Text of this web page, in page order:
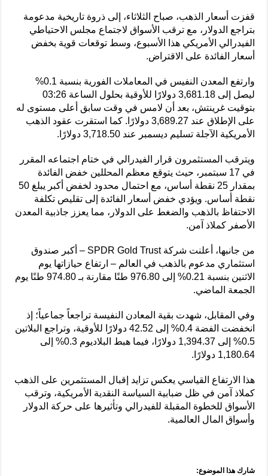
قفزت أسعار الذهب، صباح الثلاثاء، إلى ذروة تاريخية مدعومة
بتراجع الدولار، مع ترقب الأسواق لاجتماع مجلس الاحتياطي
الفيدرالي الأمريكي هذا الأسبوع، وسط توقعات قوية بخفض
أسعار الفائدة على الاقتراض.
وارتفع المعدن النفيس في المعاملات الفورية بنسبة 0.1%
ليصل إلى 3,681.18 دولارًا للأوقية بحلول الساعة 03:26
بتوقيت غرينتش، بعد أن لامس في وقت سابق أعلى مستوى له
على الإطلاق عند 3,689.27 دولارًا. كما استقرت عقود الذهب
الأمريكية الآجلة تسليم ديسمبر عند 3,718.50 دولارًا.
ويترقب المستثمرون قرار الفيدرالي في ختام اجتماعه المقرر
في 17 سبتمبر، حيث يتوقع معظم المحللين خفض الفائدة
بمقدار 25 نقطة أساس، مع احتمال محدود لخفض أكبر يبلغ 50
نقطة أساس. ويؤدي خفض أسعار الفائدة إلى تقليص تكلفة
الاحتفاظ بالذهب والضغط على الدولار، مما يعزز جاذبية المعدن
الأصفر كملاذ آمن.
من جانبها، أعلنت شركة SPDR Gold Trust – أكبر صندوق
استثماري مدعوم بالذهب في العالم – ارتفاع حيازاتها يوم
الاثنين بنسبة 0.21% إلى 976.80 طنًا مقارنة بـ 974.80 طنًا يوم
الجمعة الماضي.
وفي المقابل، شهدت بقية المعادن النفيسة تراجعاً جماعياً؛ إذ
انخفضت الفضة 0.4% إلى 42.52 دولارًا للأوقية، وتراجع البلاتين
0.5% إلى 1,394.37 دولارًا، فيما هبط البلاديوم 0.3% إلى
1,180.64 دولارًا.
هذا الارتفاع القياسي يعكس تزايد إقبال المستثمرين على الذهب
كملاذ آمن في ظل ضبابية السياسة النقدية الأمريكية، وترقب
الأسواق للخطوة المقبلة للفيدرالي وتأثيرها على حركة الدولار
وأسواق المال العالمية.
شارك هذا الموضوع: